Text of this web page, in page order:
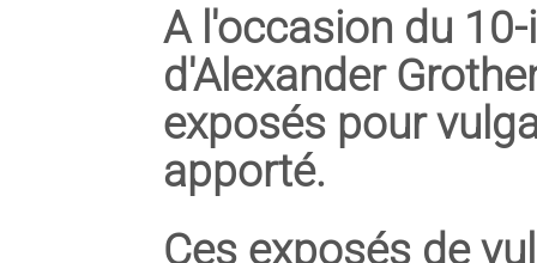
A l'occasion du
d'Alexander
exposés pour
apporté.
Ces exposés de